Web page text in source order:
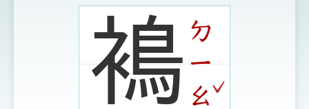
示
𧜣ㄉ
ㄧ
ㄠ
ˇ